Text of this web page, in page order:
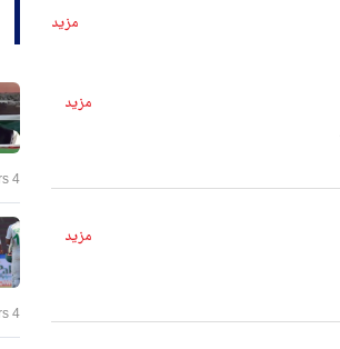
مزید
مزید
مزید
4 years پہلے
4 years پہلے